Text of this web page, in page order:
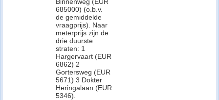
685000) (o.b.v.
de gemiddelde
vraagprijs). Naar
meterprijs zijn de
drie duurste
straten: 1
Hargervaart (EUR
6862) 2
Gortersweg (EUR
5671) 3 Dokter
Heringalaan (EUR
5346).